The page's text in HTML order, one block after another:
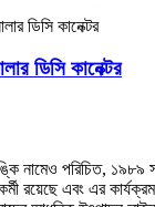
ডিসি কানেক্টর
নামেও পরিচিত, ১৯৮৯
রয়েছে এবং এর